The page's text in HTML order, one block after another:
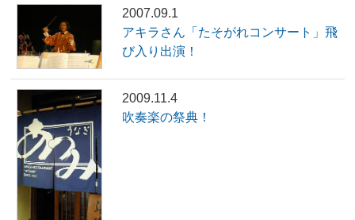
2007.09.1
アキラさん「たそがれコンサート」飛
び入り出演！
2009.11.4
吹奏楽の祭典！